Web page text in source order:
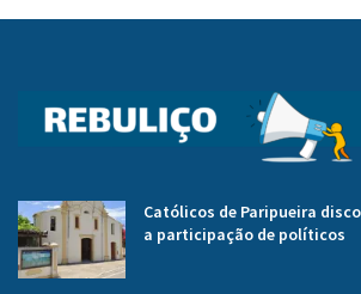
Católicos de Paripueira
a participação de políticos